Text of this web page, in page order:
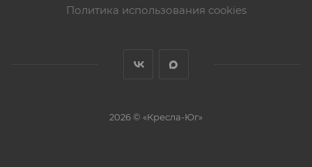
Политика использования cookies
2026 © «Кресла-Юг»